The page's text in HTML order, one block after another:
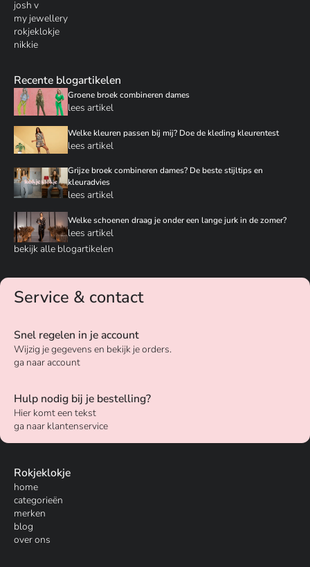
josh v
my jewellery
rokjeklokje
nikkie
Recente blogartikelen
Groene broek combineren dames
lees artikel
Welke kleuren passen bij mij? Doe de kleding kleurentest
lees artikel
Grijze broek combineren dames? De beste stijltips en
kleuradvies
lees artikel
Welke schoenen draag je onder een lange jurk in de zomer?
lees artikel
bekijk alle blogartikelen
Service & contact
Snel regelen in je account
Wijzig je gegevens en bekijk je orders.
ga naar account
Hulp nodig bij je bestelling?
Hier komt een tekst
ga naar klantenservice
Rokjeklokje
home
categorieën
merken
blog
over ons